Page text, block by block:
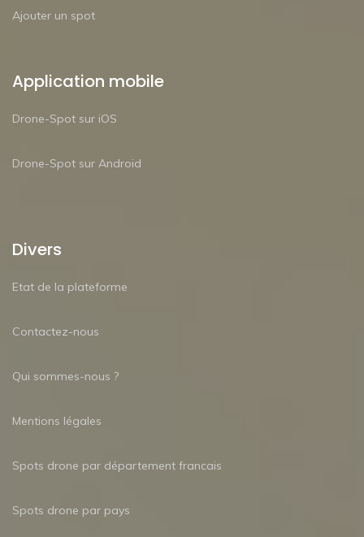
Ajouter un spot
Application mobile
Drone-Spot sur iOS
Drone-Spot sur Android
Divers
Etat de la plateforme
Contactez-nous
Qui sommes-nous ?
Mentions légales
Spots drone par département francais
Spots drone par pays